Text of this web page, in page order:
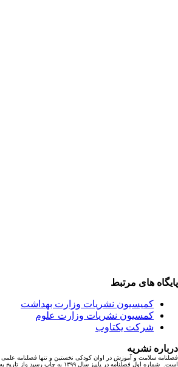
پایگاه های مرتبط
کمیسیون نشریات وزارت بهداشت
کمسیون نشریات وزارت علوم
شرکت یکتاوب
درباره نشریه
فصلنامه سلامت و آموزش در اوان کودکی نخستین و تنها فصلنامه
است. شماره اول فصلنامه در پاییز سال ۱۳۹۹ به چاپ رسید واز تاریخ به اکنون به صورت تناوب هر فصل شماره ای با ۶ مقاله پژوهشی به چاپ رسیده است.